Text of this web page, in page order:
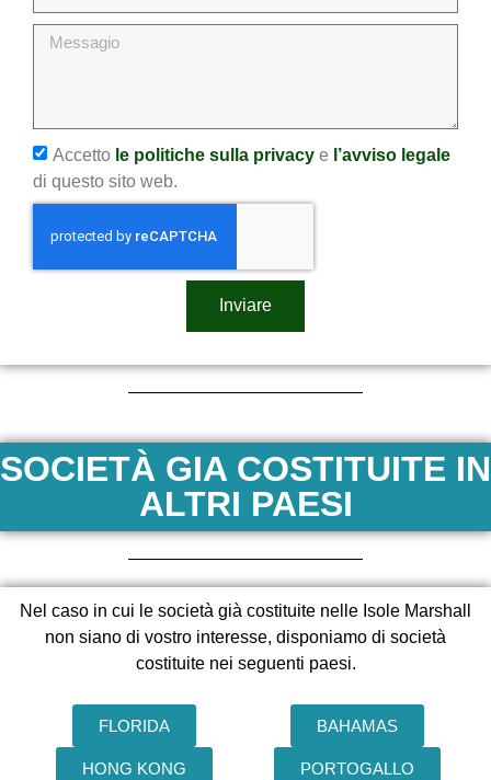
Accetto le politiche sulla privacy e l’avviso legale
di questo sito web.
Inviare
SOCIETÀ GIA COSTITUITE IN
ALTRI PAESI
Nel caso in cui le società già costituite nelle Isole Marshall
non siano di vostro interesse, disponiamo di società
costituite nei seguenti paesi.
FLORIDA BAHAMAS
HONG KONG PORTOGALLO